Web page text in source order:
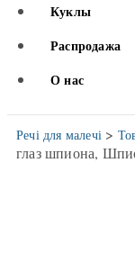
Куклы
Распродажа
О нас
Речі для малечі >
глаз шпиона,